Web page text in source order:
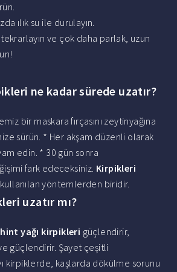
ılık su ile durulayın.
ve çok daha parlak, uzun
ne kadar sürede uzatır?
bir maskara fırçasını zeytinyağına
sürün. * Her akşam düzenli olarak
edin. * 30 gün sonra
fark edeceksiniz. Kirpikleri
yöntemlerden biridir.
uzatır mı?
hint yağı kirpikleri güçlendirir,
güçlendirir. Şayet çeşitli
kirpiklerde, kaşlarda dökülme sorunu